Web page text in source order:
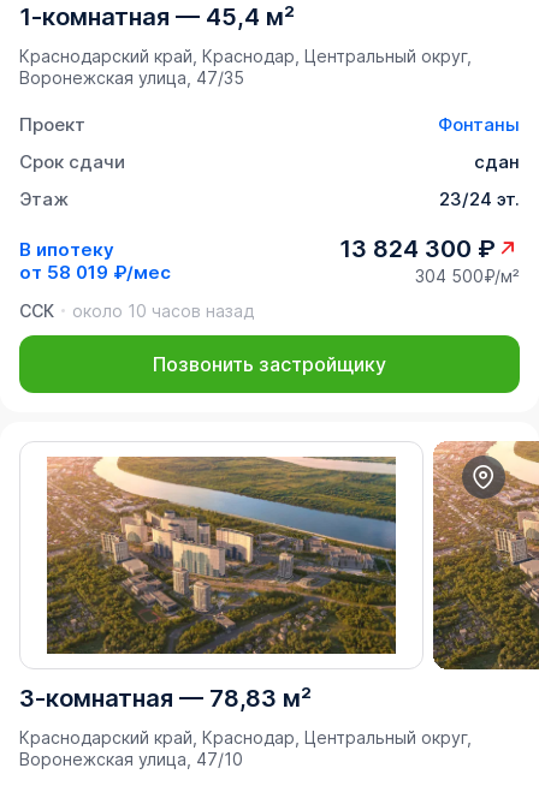
1-комнатная — 45,4 м²
Краснодарский край, Краснодар, Центральный округ,
Воронежская улица, 47/35
Проект
Фонтаны
Срок сдачи
сдан
Этаж
23/24 эт.
В ипотеку
от 58 019 ₽/мес
13 824 300 ₽
304 500₽/м²
ССК
около 10 часов назад
Позвонить застройщику
3-комнатная — 78,83 м²
Краснодарский край, Краснодар, Центральный округ,
Воронежская улица, 47/10